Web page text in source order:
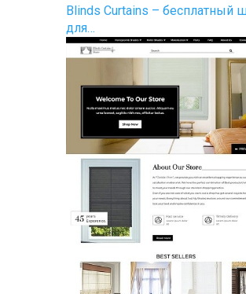
Blinds Curtains – бесплатный
для…